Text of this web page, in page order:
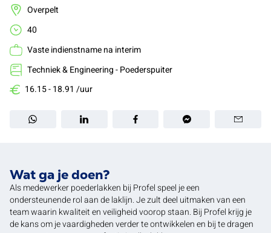
Overpelt
40
Vaste indienstname na interim
Techniek & Engineering - Poederspuiter
16.15 - 18.91 /uur
Wat ga je doen?
Als medewerker poederlakken bij Profel speel je een
ondersteunende rol aan de laklijn. Je zult deel uitmaken van een
team waarin kwaliteit en veiligheid voorop staan. Bij Profel krijg je
de kans om je vaardigheden verder te ontwikkelen en bij te dragen